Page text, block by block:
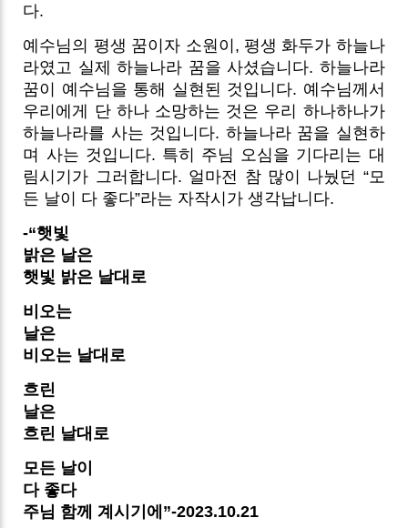
다.
예수님의 평생 꿈이자 소원이, 평생 화두가 하늘나
라였고 실제 하늘나라 꿈을 사셨습니다. 하늘나라
꿈이 예수님을 통해 실현된 것입니다. 예수님께서
우리에게 단 하나 소망하는 것은 우리 하나하나가
하늘나라를 사는 것입니다. 하늘나라 꿈을 실현하
며 사는 것입니다. 특히 주님 오심을 기다리는 대
림시기가 그러합니다. 얼마전 참 많이 나눴던 “모
든 날이 다 좋다”라는 자작시가 생각납니다.
-“햇빛
밝은 날은
햇빛 밝은 날대로
비오는
날은
비오는 날대로
흐린
날은
흐린 날대로
모든 날이
다 좋다
주님 함께 계시기에”-2023.10.21